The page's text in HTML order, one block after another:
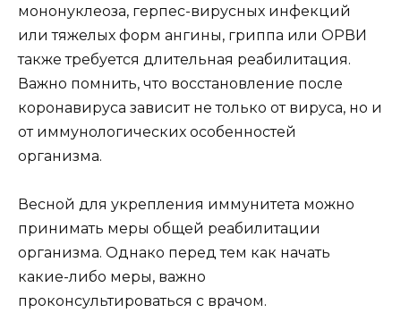
мононуклеоза, герпес-вирусных инфекций
или тяжелых форм ангины, гриппа или ОРВИ
также требуется длительная реабилитация.
Важно помнить, что восстановление после
коронавируса зависит не только от вируса, но и
от иммунологических особенностей
организма.
Весной для укрепления иммунитета можно
принимать меры общей реабилитации
организма. Однако перед тем как начать
какие-либо меры, важно
проконсультироваться с врачом.